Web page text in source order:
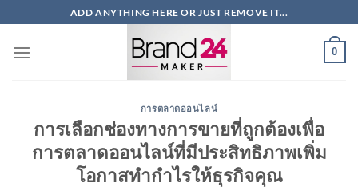
ไป
ADD ANYTHING HERE OR JUST REMOVE IT...
0
การตลาดออนไลน์
การเลือกช่องทางการขายที่ถูกต้องเพื่อ
การตลาดออนไลน์ที่มีประสิทธิภาพเพิ่ม
โอกาสทำกำไรให้ธุรกิจคุณ